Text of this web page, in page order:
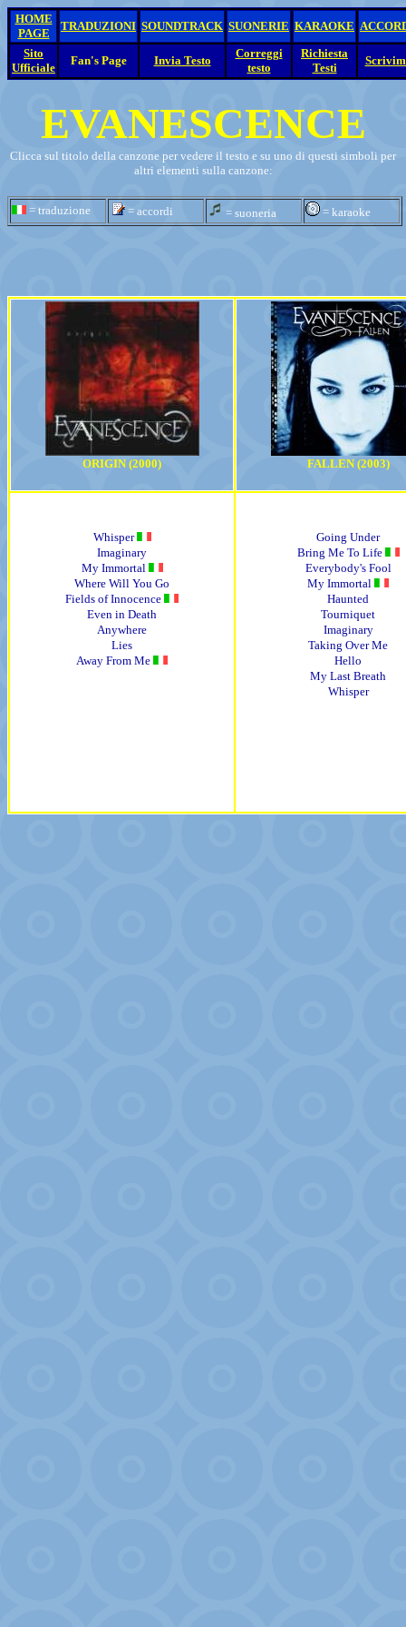
HOME
PAGE
TRADUZIONI SOUNDTRACK SUONERIE KARAOKE
Sito
Ufficiale
Fan's Page Invia Testo
Correggi
testo
Richiesta
Testi
EVANESCENCE
Clicca sul titolo della canzone per vedere il testo e su uno di questi simboli per
altri elementi sulla canzone:
= traduzione = accordi = suoneria = karaoke
ORIGIN (2000) FALLEN (2003)
Whisper
Imaginary
My Immortal
Where Will You Go
Fields of Innocence
Even in Death
Anywhere
Lies
Away From Me
Going Under
Bring Me To Life
Everybody's Fool
My Immortal
Haunted
Tourniquet
Imaginary
Taking Over Me
Hello
My Last Breath
Whisper